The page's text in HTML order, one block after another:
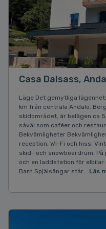
Casa Dalsass,
Läge Det gemytliga
km från centrala Andalo.
skidområdet, är belägen ca
såväl som caféer och
Bekvämligheter
reception, Wi-Fi och hiss.
skid- och snowboardrum.
och en laddstation för
Barn Spjälsängar står... Läs